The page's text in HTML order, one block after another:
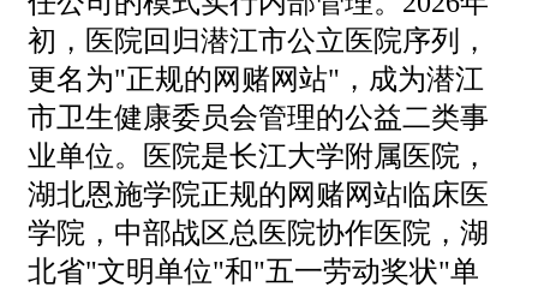
初，医院回归潜江市公立医院序列，
更名为"正规的网赌网站"，成为潜江
市卫生健康委员会管理的公益二类事
业单位。医院是长江大学附属医院，
湖北恩施学院正规的网赌网站临床医
学院，中部战区总医院协作医院，湖
北省"文明单位"和"五一劳动奖状"单